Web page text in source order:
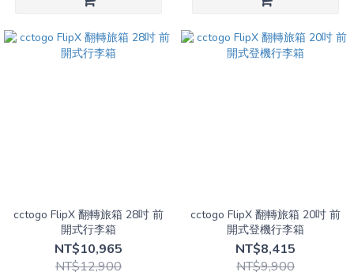
cctogo FlipX 翻轉旅箱 28吋 前
開式行李箱
NT$10,965
NT$12,900
cctogo FlipX 翻轉旅箱 20吋 前
開式登機行李箱
NT$8,415
NT$9,900